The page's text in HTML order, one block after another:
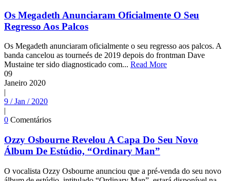
Os Megadeth Anunciaram Oficialmente O Seu
Regresso Aos Palcos
Os Megadeth anunciaram oficialmente o seu regresso aos palcos. A
banda cancelou as tourneés de 2019 depois do frontman Dave
Mustaine ter sido diagnosticado com... Read More
09
Janeiro 2020
|
9 / Jan / 2020
|
0 Comentários
Ozzy Osbourne Revelou A Capa Do Seu Novo
Álbum De Estúdio, “Ordinary Man”
O vocalista Ozzy Osbourne anunciou que a pré-venda do seu novo